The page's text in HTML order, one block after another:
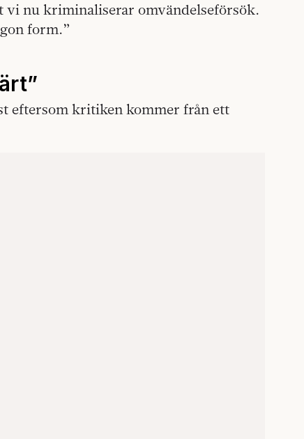
vi nu kriminaliserar omvändelseförsök.
form.”
eftersom kritiken kommer från ett